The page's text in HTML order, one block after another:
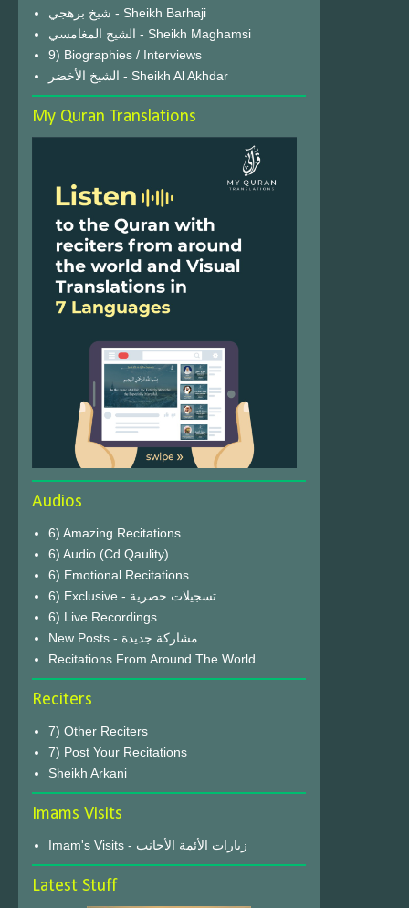
شيخ برهجي - Sheikh Barhaji
الشيخ المغامسي - Sheikh Maghamsi
9) Biographies / Interviews
الشيخ الأخضر - Sheikh Al Akhdar
My Quran Translations
Audios
6) Amazing Recitations
6) Audio (Cd Qaulity)
6) Emotional Recitations
6) Exclusive - تسجيلات حصرية
6) Live Recordings
New Posts - مشاركة جديدة
Recitations From Around The World
Reciters
7) Other Reciters
7) Post Your Recitations
Sheikh Arkani
Imams Visits
Imam's Visits - زيارات الأئمة الأجانب
Latest Stuff